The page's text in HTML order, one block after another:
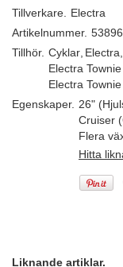
Tillverkare.
Electra
Artikelnummer.
Tillhör. Cyklar Electra
Electra
Electra
Egenskaper. 26"
Cruiser
Flera
Hitta
Liknande artiklar.